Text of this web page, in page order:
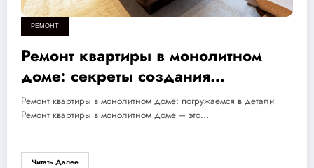
РЕМОНТ
Ремонт квартиры в монолитном
доме: секреты создания
идеального пространства для
комфортной жизни без ошибок
Ремонт квартиры в монолитном доме: погружаемся в детали
Ремонт квартиры в монолитном доме – это…
Читать Далее